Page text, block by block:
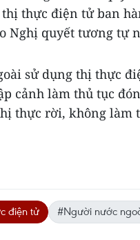
thực điện tử ban
Nghị quyết tương tự
sử dụng thị thực
cảnh làm thủ tục
thực rời, không làm
điện tử #Người nước